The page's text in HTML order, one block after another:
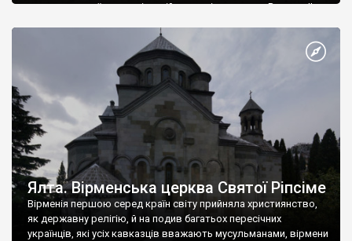
диктувати свої умови візантійському імператору Василю ІІ, та
Херсонесі Володимир-язичник, став Василем-християнином.
А потім було Хрещення Русі. На честь Херсонесу Таврійського
Ялта. Вірменська церква Святої Ріпсіме
Вірменія першою серед країн світу прийняла християнство,
як державну релігію, й на подив багатьох пересічних
українців, які усіх кавказців вважають мусульманами, вірмени